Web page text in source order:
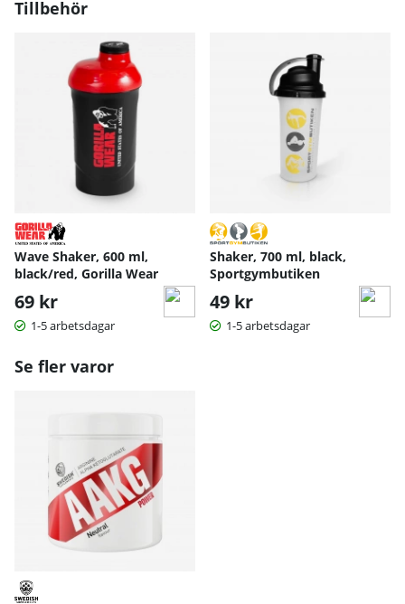
Tillbehör
Wave Shaker, 600 ml,
black/red, Gorilla Wear
69 kr
1-5 arbetsdagar
Shaker, 700 ml, black,
Sportgymbutiken
49 kr
1-5 arbetsdagar
Se fler varor